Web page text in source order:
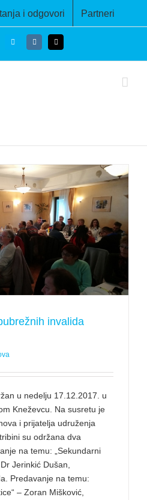
i odgovori Partneri
Skype InstagramEmail
invalida
u nedelju 17.12.2017. u
Kneževcu. Na susretu je
i prijatelja udruženja
su održana dva
na temu: „Sekundarni
Jerinkić Dušan,
Predavanje na temu:
– Zoran Mišković,